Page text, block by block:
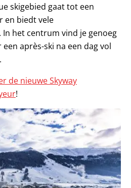
skigebied gaat tot een
en biedt vele
het centrum vind je genoeg
après-ski na een dag vol
de nieuwe Skyway
!